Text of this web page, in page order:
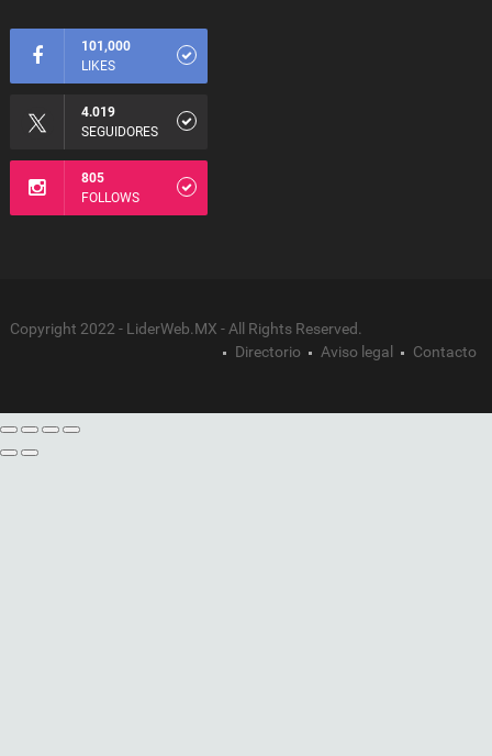
101,000
LIKES
4.019
SEGUIDORES
805
FOLLOWS
Copyright 2022 - LiderWeb.MX - All Rights Reserved.
Directorio
Aviso legal Contacto